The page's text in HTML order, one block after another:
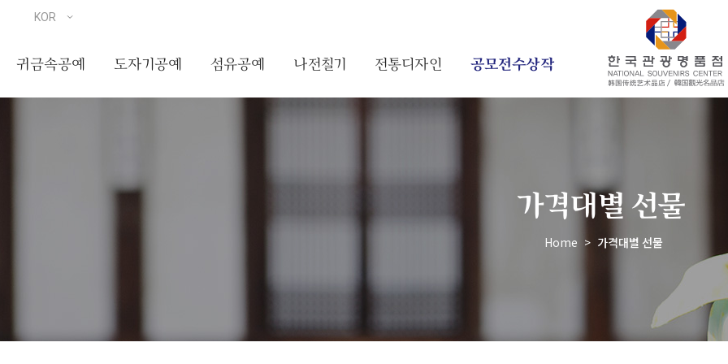
귀금속공예 도자기공예 섬유공예 나전칠기 전통디자인 공모전수상작
가격대별 선물
Home > 가격대별 선물